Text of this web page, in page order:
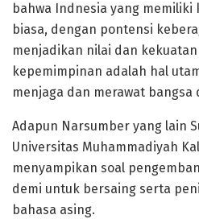
bahwa Indnesia yang memiliki
biasa, dengan pontensi
menjadikan nilai dan
kepemimpinan adalah hal
menjaga dan merawat bangsa
Adapun Narsumber yang lain
Universitas Muhammadiyah
menyampikan soal
demi untuk bersaing serta
bahasa asing.